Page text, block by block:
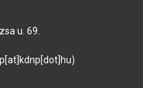
u. 69.